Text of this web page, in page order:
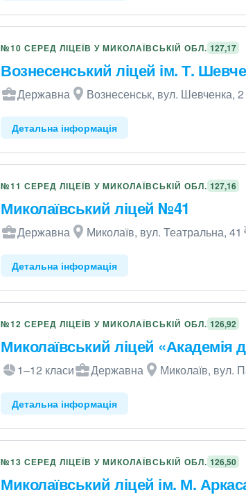
№10 СЕРЕД ЛІЦЕЇВ У МИКОЛАЇВСЬКІЙ ОБЛ. 127,17
Вознесенський ліцей ім. Т.
Державна Вознесенськ, вул. Шевченка, 2
Детальна інформація
№11 СЕРЕД ЛІЦЕЇВ У МИКОЛАЇВСЬКІЙ ОБЛ. 127,16
Миколаївський ліцей №41
Державна Миколаїв, вул. Театральна, 41
Детальна інформація
№12 СЕРЕД ЛІЦЕЇВ У МИКОЛАЇВСЬКІЙ ОБЛ. 126,92
Миколаївський ліцей «Академія
1–12 класи Державна Миколаїв, вул.
Детальна інформація
№13 СЕРЕД ЛІЦЕЇВ У МИКОЛАЇВСЬКІЙ ОБЛ. 126,50
Миколаївський ліцей ім. М.